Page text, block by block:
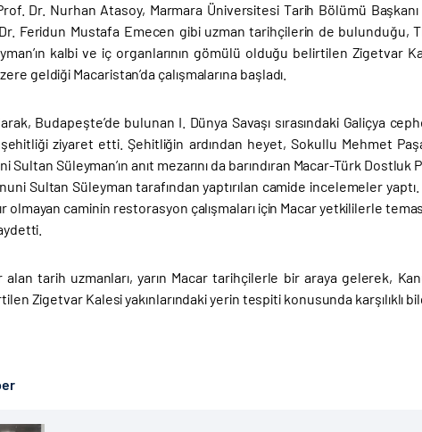
Dr. Nurhan Atasoy, Marmara Üniversitesi Tarih Bölümü
Feridun Mustafa Emecen gibi uzman tarihçilerin de bulunduğu,
kalbi ve iç organlarının gömülü olduğu belirtilen Zigetvar
geldiği Macaristan’da çalışmalarına başladı.
Budapeşte’de bulunan I. Dünya Savaşı sırasındaki Galiçya
ziyaret etti. Şehitliğin ardından heyet, Sokullu Mehmet
Sultan Süleyman’ın anıt mezarını da barındıran Macar-Türk
Sultan Süleyman tarafından yaptırılan camide incelemeler yaptı.
olmayan caminin restorasyon çalışmaları için Macar yetkililerle
tarih uzmanları, yarın Macar tarihçilerle bir araya gelerek,
Zigetvar Kalesi yakınlarındaki yerin tespiti konusunda karşılıklı